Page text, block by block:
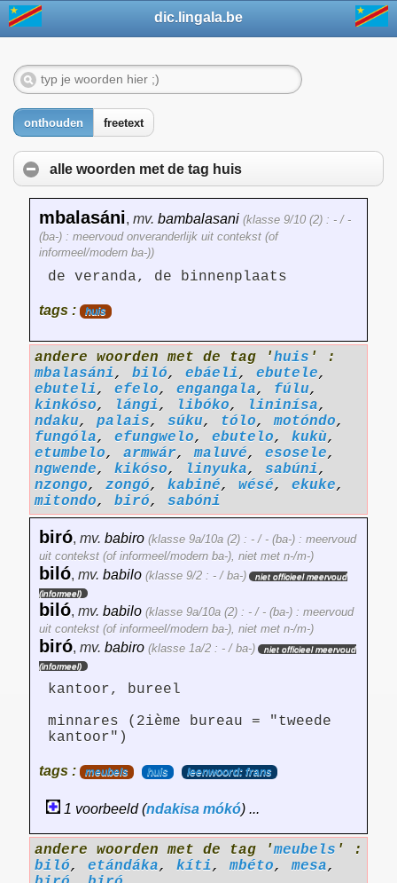
dic.lingala.be
onthouden freetext
alle woorden met de tag huis
mbalasáni, mv. bambalasani (klasse 9/10 (2) : - / -
(ba-) : meervoud onveranderlijk uit contekst (of
informeel/modern ba-))
de veranda, de binnenplaats
tags : huis
andere woorden met de tag 'huis ' :
mbalasáni, biló, ebáeli, ebutele,
ebuteli, efelo, engangala, fúlu,
kinkóso, lángi, libóko, lininísa,
ndaku, palais, súku, tólo,motóndo,
fungóla, efungwelo, ebutelo, kukù,
etumbelo, armwár,maluvé, esosele,
ngwende, kikóso, linyuka, sabúni,
nzongo, zongó, kabiné, wésé, ekuke,
mitondo, biró, sabóni
biró, mv. babiro (klasse 9a/10a (2) : - / - (ba-) : meervoud
uit contekst (of informeel/modern ba-), niet met n-/m-)
biló, mv. babilo (klasse 9/2 : - / ba-)
niet officieel meervoud
(informeel)
biló, mv. babilo (klasse 9a/10a (2) : - / - (ba-) : meervoud
uit contekst (of informeel/modern ba-), niet met n-/m-)
biró, mv. babiro (klasse 1a/2 : - / ba-)
niet officieel meervoud
(informeel)
kantoor, bureel
minnares (2ième bureau = "tweede
kantoor")
tags : meubels huis leenwoord: frans
1 voorbeeld (ndakisa mókó) ...
andere woorden met de tag 'meubels ' :
biló, etándáka, kíti,mbéto,mesa,